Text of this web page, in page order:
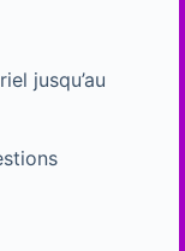
jusqu’au